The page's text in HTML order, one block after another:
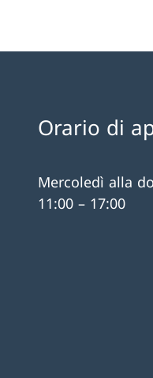
Orario di
Mercoledì alla
11:00 – 17:00